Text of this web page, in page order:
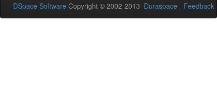
DSpace Software Copyright © 2002-2013 Duraspace - Feedback